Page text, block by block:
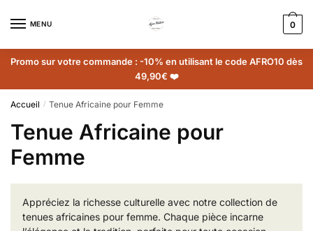
MENU 0
Promo sur votre commande : -10% en utilisant le code AFRO10 dès
49,90€ ❤️
Accueil / Tenue Africaine pour Femme
Tenue Africaine pour
Femme
Appréciez la richesse culturelle avec notre collection de
tenues africaines pour femme. Chaque pièce incarne